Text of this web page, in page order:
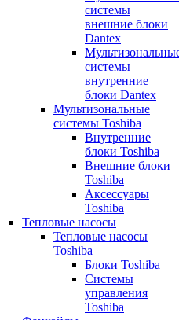
системы
внешние блоки
Dantex
системы
внутренние
блоки Dantex
Мультизональные
системы Toshiba
Внутренние
блоки Toshiba
Внешние блоки
Toshiba
Аксессуары
Toshiba
Тепловые насосы
Тепловые насосы
Toshiba
Блоки Toshiba
Системы
управления
Toshiba